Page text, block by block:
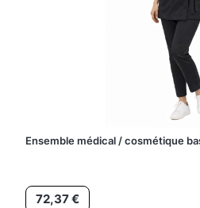
Ensemble médical / cosmétique
Prix72,37 €